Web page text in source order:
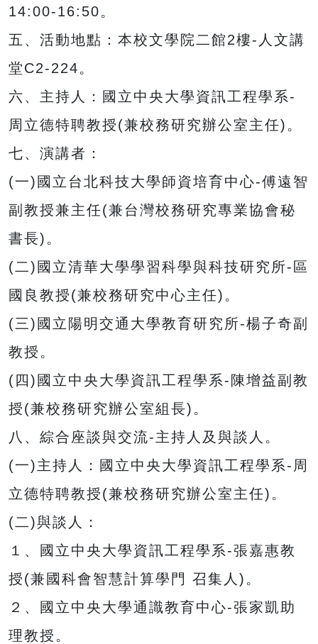
14:00-16:50。
五、活動地點：本校文學院二館2樓-人文講
堂C2-224。
六、主持人：國立中央大學資訊工程學系-
周立德特聘教授(兼校務研究辦公室主任)。
七、演講者：
(一)國立台北科技大學師資培育中心-傅遠智
副教授兼主任(兼台灣校務研究專業協會秘
書長)。
(二)國立清華大學學習科學與科技研究所-區
國良教授(兼校務研究中心主任)。
(三)國立陽明交通大學教育研究所-楊子奇副
教授。
(四)國立中央大學資訊工程學系-陳增益副教
授(兼校務研究辦公室組長)。
八、綜合座談與交流-主持人及與談人。
(一)主持人：國立中央大學資訊工程學系-周
立德特聘教授(兼校務研究辦公室主任)。
(二)與談人：
１、國立中央大學資訊工程學系-張嘉惠教
授(兼國科會智慧計算學門 召集人)。
２、國立中央大學通識教育中心-張家凱助
理教授。